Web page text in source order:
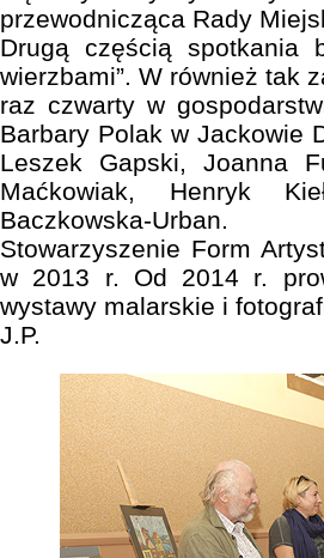
przewodnicząca Rady
Drugą częścią spotkania
wierzbami”. W również tak
raz czwarty w
Barbary Polak w Jackowie
Leszek Gapski, Joanna
Maćkowiak, Henryk
Baczkowska-Urban.
Stowarzyszenie Form
w 2013 r. Od 2014 r.
wystawy malarskie i
J.P.